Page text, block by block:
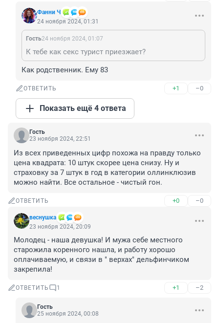
Фанни Ч
24 ноября 2024, 01:31
Гость24 ноября 2024, 01:07
К тебе как секс турист приезжает?
Как родственник. Ему 83
ОТВЕТИТЬ +1 –0
Показать ещё 4 ответа
Гость
23 ноября 2024, 22:51
Из всех приведенных цифр похожа на правду только
цена квадрата: 10 штук скорее цена снизу. Ну и
страховку за 7 штук в год в категории оллинклюзив
можно найти. Все остальное - чистый гон.
ОТВЕТИТЬ +0 –0
веснушка
23 ноября 2024, 20:09
Молодец - наша девушка! И мужа себе местного
старожила коренного нашла, и работу хорошо
оплачиваемую, и связи в " верхах" дельфинчиком
закрепила!
ОТВЕТИТЬ 1 +1 –2
Гость
25 ноября 2024, 00:08